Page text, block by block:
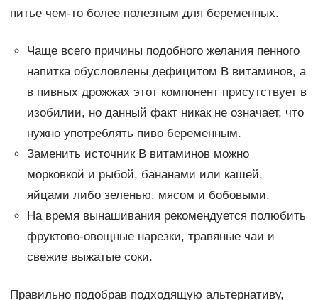
питье чем-то более полезным для беременных.
Чаще всего причины подобного желания пенного
напитка обусловлены дефицитом В витаминов, а
в пивных дрожжах этот компонент присутствует в
изобилии, но данный факт никак не означает, что
нужно употреблять пиво беременным.
Заменить источник В витаминов можно
морковкой и рыбой, бананами или кашей,
яйцами либо зеленью, мясом и бобовыми.
На время вынашивания рекомендуется полюбить
фруктово-овощные нарезки, травяные чаи и
свежие выжатые соки.
Правильно подобрав подходящую альтернативу,